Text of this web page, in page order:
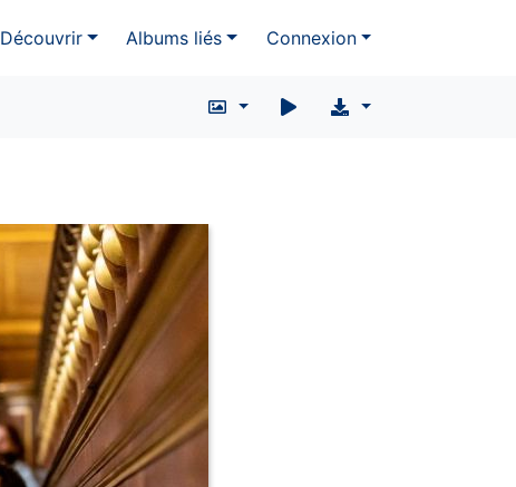
Découvrir Albums liés Connexion